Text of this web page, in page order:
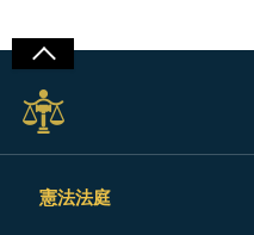
憲法法庭